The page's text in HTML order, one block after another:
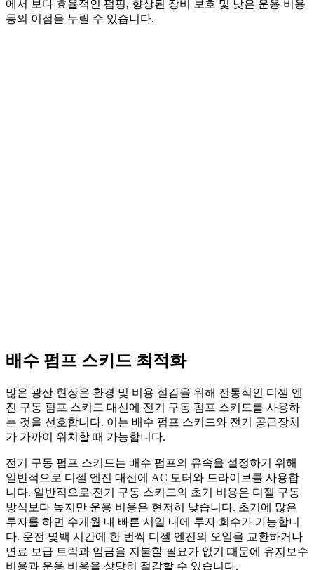
에서 보다 효율적인 펌핑, 향상된 장비 보호 및 낮은 운용 비용
등의 이점을 누릴 수 있습니다.
배수 펌프 스키드 최적화
많은 광산 현장은 환경 및 비용 절감을 위해 전통적인 디젤 엔
진 구동 펌프 스키드 대신에 전기 구동 펌프 스키드를 사용하
는 것을 선호합니다. 이는 배수 펌프 스키드와 전기 공급장치
가 가까이 위치할 때 가능합니다.
전기 구동 펌프 스키드는 배수 펌프의 유속을 설정하기 위해
일반적으로 디젤 엔진 대신에 AC 모터와 드라이브를 사용합
니다. 일반적으로 전기 구동 스키드의 초기 비용은 디젤 구동
방식보다 높지만 운용 비용은 현저히 낮습니다. 초기에 많은
투자를 하면 수개월 내 빠른 시일 내에 투자 회수가 가능합니
다. 운전 몇백 시간에 한 번씩 디젤 엔진의 오일을 교환하거나
연료 보급 트럭과 임금을 지불할 필요가 없기 때문에 유지보수
비용과 운용 비용을 상당히 절감할 수 있습니다.